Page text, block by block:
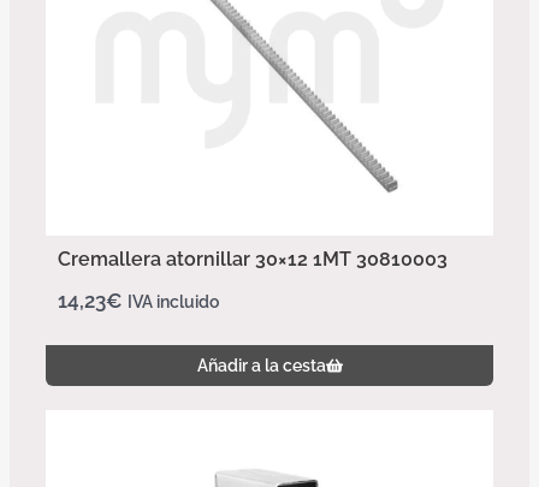
Cremallera atornillar 30×12 1MT 30810003
14,23€ IVA incluido
Añadir a la cesta